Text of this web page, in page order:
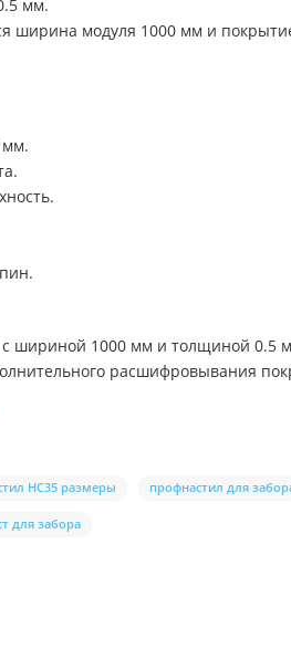
мм.
ширина модуля 1000 мм и
мм.
шириной 1000 мм и толщиной 0.5
расшифровывания
НС35 размеры профнастил для
для забора